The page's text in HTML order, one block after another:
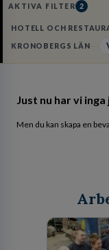
AKTIVA FILTER 2
HOTELL OCH
KRONOBERGS LÄN
Just nu har vi
Men du kan skapa en